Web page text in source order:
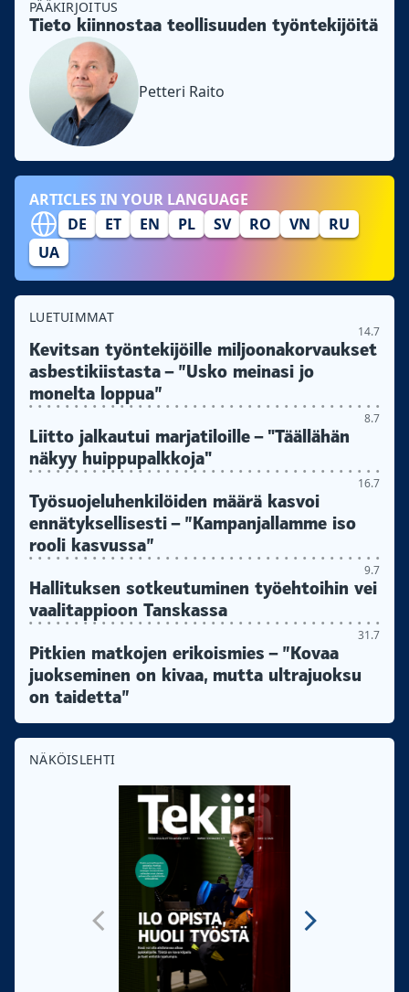
PÄÄKIRJOITUS
Tieto kiinnostaa teollisuuden työntekijöitä
Petteri Raito
ARTICLES IN YOUR LANGUAGE
DE
ET EN PL SV RO VN
RU
UA
LUETUIMMAT
14.7
Kevitsan työntekijöille miljoonakorvaukset
asbestikiistasta – ”Usko meinasi jo
monelta loppua”
8.7
Liitto jalkautui marjatiloille – "Täällähän
näkyy huippupalkkoja"
16.7
Työsuojeluhenkilöiden määrä kasvoi
ennätyksellisesti – ”Kampanjallamme iso
rooli kasvussa”
9.7
Hallituksen sotkeutuminen työehtoihin vei
vaalitappioon Tanskassa
31.7
Pitkien matkojen erikoismies – ”Kovaa
juokseminen on kivaa, mutta ultrajuoksu
on taidetta”
NÄKÖISLEHTI